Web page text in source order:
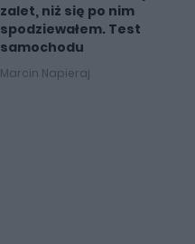
zalet, niż się po nim
spodziewałem. Test
samochodu
Marcin Napieraj